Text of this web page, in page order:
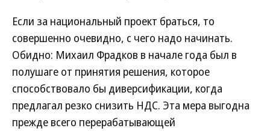
Если за национальный проект браться, то
совершенно очевидно, с чего надо начинать.
Обидно: Михаил Фрадков в начале года был в
полушаге от принятия решения, которое
способствовало бы диверсификации, когда
предлагал резко снизить НДС. Эта мера выгодна
прежде всего перерабатывающей